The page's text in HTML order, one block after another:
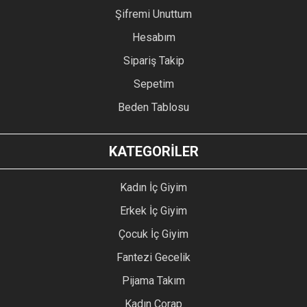
Şifremi Unuttum
Hesabım
Sipariş Takip
Sepetim
Beden Tablosu
KATEGORİLER
Kadın İç Giyim
Erkek İç Giyim
Çocuk İç Giyim
Fantezi Gecelik
Pijama Takım
Kadın Çorap